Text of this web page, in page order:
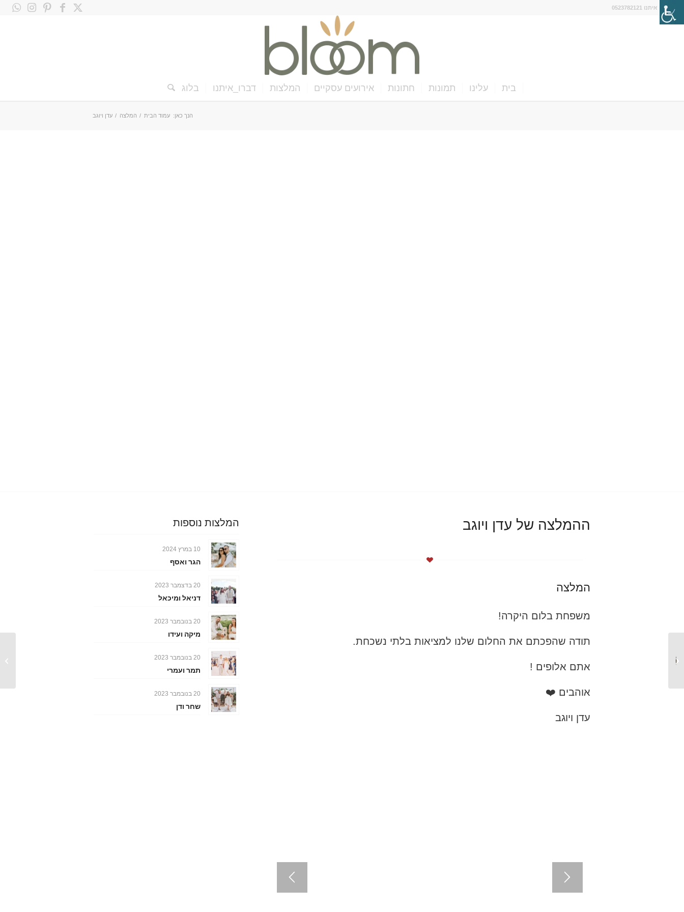
דברו איתנו 0523782121
בית עלינו תמונות חתונות אירועים עסקיים המלצות דברו_איתנו בלוג
הנך כאן: עמוד הבית / המלצה / עדן ויוגב
ההמלצה של עדן ויוגב
המלצה
משפחת בלום היקרה!
תודה שהפכתם את החלום שלנו למציאות בלתי נשכחת.
אתם אלופים !
אוהבים ❤️
עדן ויוגב
המלצות נוספות
10 במרץ 2024
הגר ואסף
20 בדצמבר 2023
דניאל ומיכאל
20 בנובמבר 2023
מיקה ועידו
20 בנובמבר 2023
תמר ועמרי
20 בנובמבר 2023
שחר ודן
ניצן